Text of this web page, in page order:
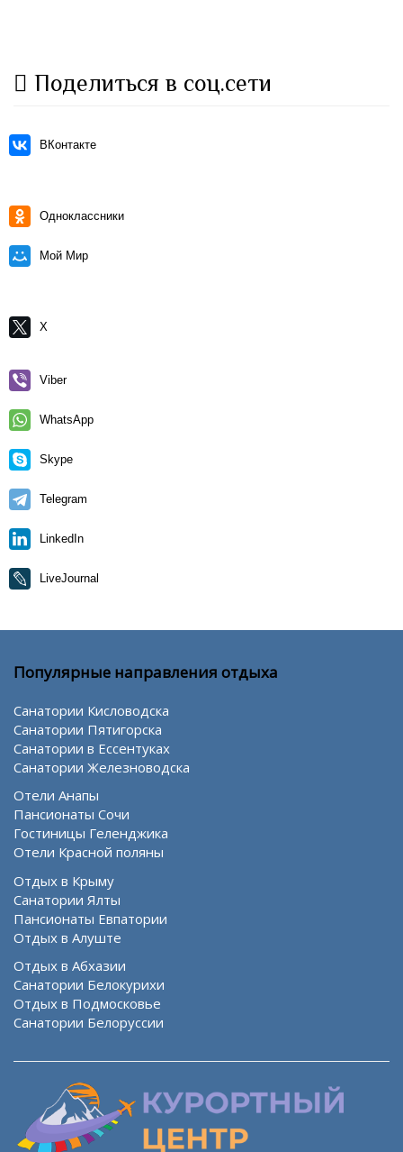
Поделиться в соц.сети
ВКонтакте
Одноклассники
Мой Мир
X
Viber
WhatsApp
Skype
Telegram
LinkedIn
LiveJournal
Популярные направления отдыха
Санатории Кисловодска
Санатории Пятигорска
Санатории в Ессентуках
Санатории Железноводска
Отели Анапы
Пансионаты Сочи
Гостиницы Геленджика
Отели Красной поляны
Отдых в Крыму
Санатории Ялты
Пансионаты Евпатории
Отдых в Алуште
Отдых в Абхазии
Санатории Белокурихи
Отдых в Подмосковье
Санатории Белоруссии